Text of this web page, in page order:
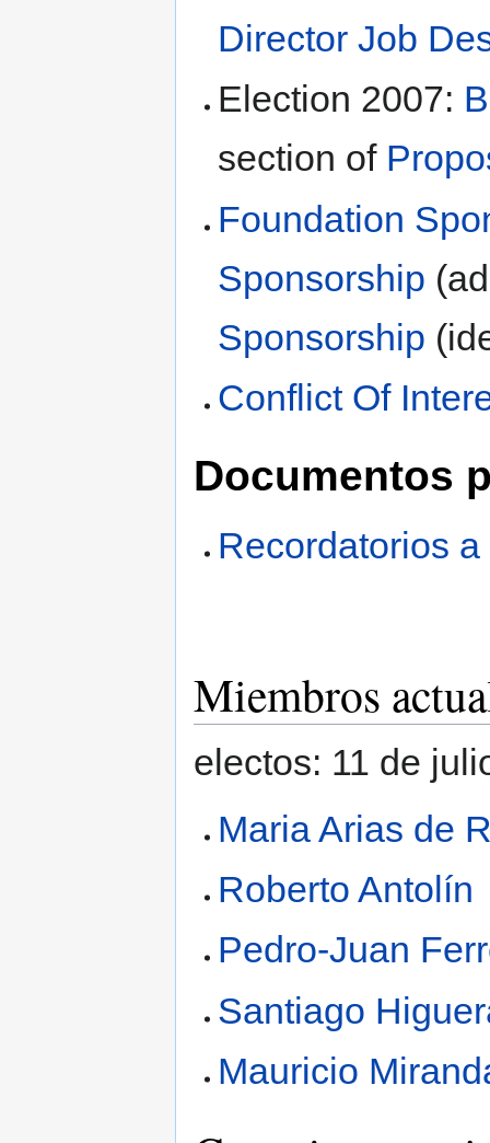
Director Job
Election 2007:
section of
Foundation
Sponsorship
Sponsorship
Conflict Of
Documentos
Recordatorios
Miembros
electos: 11 de
Maria Arias de
Roberto Antolín
Pedro-Juan
Santiago
Mauricio